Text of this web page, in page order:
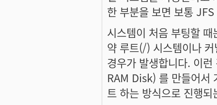
한 부분을 보면 보통
시스템이 처음 부팅할
약 루트(/) 시스템이나
경우가 발생합니다. 이
RAM Disk) 를 만들어서
트 하는 방식으로 진행되